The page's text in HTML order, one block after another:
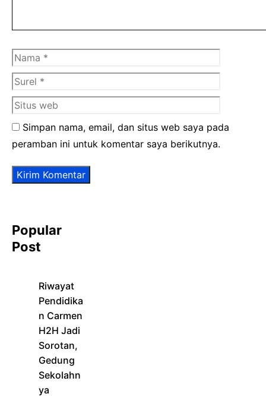
Nama
web
Simpan nama, email, dan situs web saya pada
peramban ini untuk komentar saya berikutnya.
Popular
Post
Riwayat
Pendidika
n Carmen
H2H Jadi
Sorotan,
Gedung
Sekolahn
ya